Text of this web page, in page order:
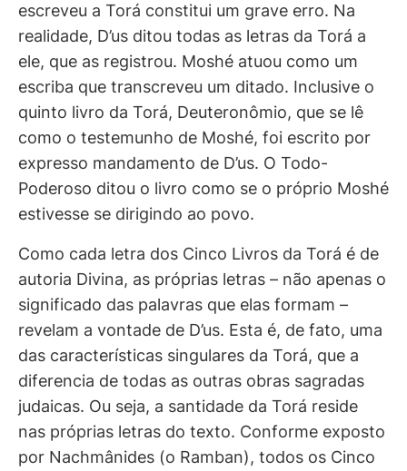
escreveu a Torá constitui um grave erro. Na
realidade, D’us ditou todas as letras da Torá a
ele, que as registrou. Moshé atuou como um
escriba que transcreveu um ditado. Inclusive o
quinto livro da Torá, Deuteronômio, que se lê
como o testemunho de Moshé, foi escrito por
expresso mandamento de D’us. O Todo-
Poderoso ditou o livro como se o próprio Moshé
estivesse se dirigindo ao povo.
Como cada letra dos Cinco Livros da Torá é de
autoria Divina, as próprias letras – não apenas o
significado das palavras que elas formam –
revelam a vontade de D’us. Esta é, de fato, uma
das características singulares da Torá, que a
diferencia de todas as outras obras sagradas
judaicas. Ou seja, a santidade da Torá reside
nas próprias letras do texto. Conforme exposto
por Nachmânides (o Ramban), todos os Cinco